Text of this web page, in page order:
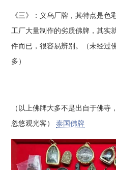
《三》：义乌厂牌，其特点是
工厂大量制作的劣质佛牌，其实
件而已，很容易辨别。（未经过
多）
（以上佛牌大多不是出自于佛
忽悠观光客）泰国佛牌